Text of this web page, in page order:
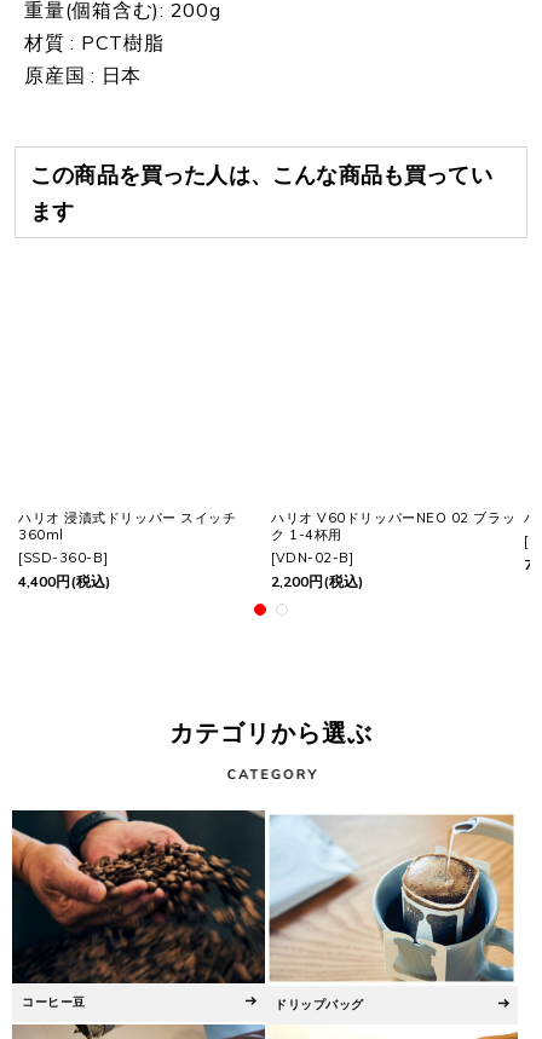
重量(個箱含む): 200g
材質 : PCT樹脂
原産国 : 日本
この商品を買った人は、こんな商品も買ってい
ます
ハリオ 浸漬式ドリッパー スイッチ
360ml
[SSD-360-B]
4,400円(税込)
ハリオ V60ドリッパーNEO 02 ブラッ
ク 1-4杯用
[VDN-02-B]
2,200円(税込)
ハ
[
カテゴリから選ぶ
コーヒー豆 ドリップバッグ